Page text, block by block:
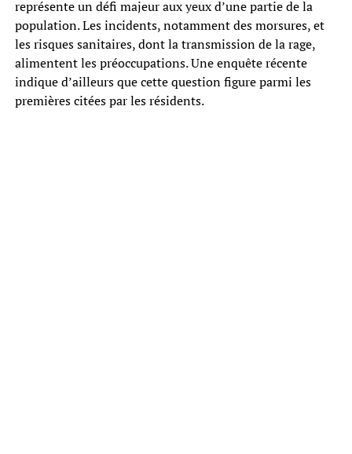
représente un défi majeur aux yeux d’une partie de la
population. Les incidents, notamment des morsures, et
les risques sanitaires, dont la transmission de la rage,
alimentent les préoccupations. Une enquête récente
indique d’ailleurs que cette question figure parmi les
premières citées par les résidents.